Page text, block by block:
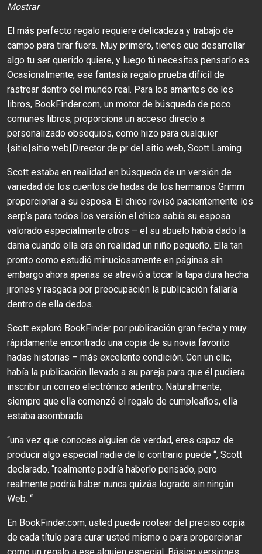
Mostrar
El más perfecto regalo requiere delicadeza y trabajo de
campo para tirar fuera. Muy primero, tienes que desarrollar
algo tu ser querido quiere, y luego tú necesitas pensarlo es.
Ocasionalmente, ese fantasía regalo prueba difícil de
rastrear dentro del mundo real. Para los amantes de los
libros, BookFinder.com, un motor de búsqueda de poco
comunes libros, proporciona un acceso directo a
personalizado obsequios, como hizo para cualquier
{sitio|sitio web|Director de pr del sitio web, Scott Laming.
Scott estaba en realidad en búsqueda de un versión de
variedad de los cuentos de hadas de los hermanos Grimm
proporcionar a su esposa. El chico revisó pacientemente los
serp’s para todos los versión el chico sabía su esposa
valorado especialmente otros – el su abuelo había dado la
dama cuando ella era en realidad un niño pequeño. Ella tan
pronto como estudió minuciosamente en páginas sin
embargo ahora apenas se atrevió a tocar la tapa dura hecha
jirones y rasgada por preocupación la publicación fallaría
dentro de ella dedos.
Scott exploró BookFinder por publicación gran fecha y muy
rápidamente encontrado una copia de su novia favorito
hadas historias – más excelente condición. Con un clic,
había la publicación llevado a su pareja para que él pudiera
inscribir un correo electrónico adentro. Naturalmente,
siempre que ella comenzó el regalo de cumpleaños, ella
estaba asombrada.
“una vez que conoces alguien de verdad, eres capaz de
producir algo especial nadie de lo contrario puede “, Scott
declarado. “realmente podría haberlo pensado, pero
realmente podría haber nunca quizás logrado sin ningún
Web. “
En BookFinder.com, usted puede rootear del preciso copia
de cada título para curar usted mismo o para proporcionar